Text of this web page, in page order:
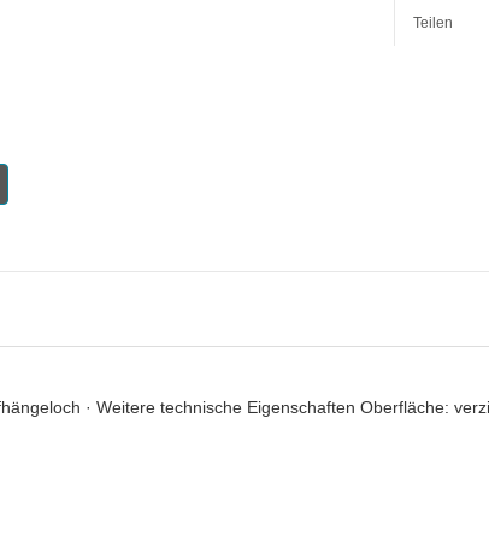
Teilen
· Weitere technische Eigenschaften Oberfläche: